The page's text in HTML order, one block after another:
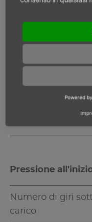
Pressione
Numero di giri
carico
Max. potenza
Pressione
Numero di giri
carico
Powered by